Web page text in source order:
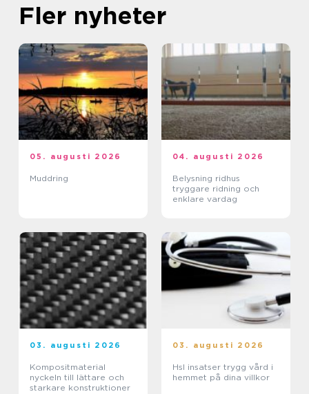
Fler nyheter
05. augusti 2026
Muddring
04. augusti 2026
Belysning ridhus
tryggare ridning och
enklare vardag
03. augusti 2026
Kompositmaterial
nyckeln till lättare och
starkare konstruktioner
03. augusti 2026
Hsl insatser trygg vård i
hemmet på dina villkor